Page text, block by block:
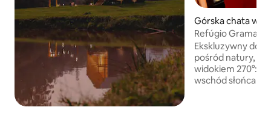
Górska chata w:
Refúgio
na Serra Gaúcha
Ekskluzywny
pośród natury, z
widokiem 270°:
wschód słońca z